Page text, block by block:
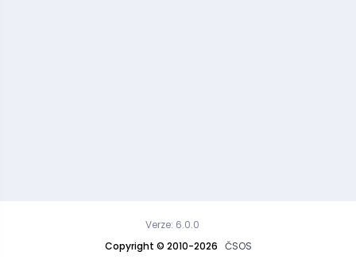
Copyright © 2010-2026 ČSOS
Verze: 6.0.0